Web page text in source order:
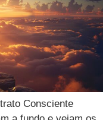
Consciente